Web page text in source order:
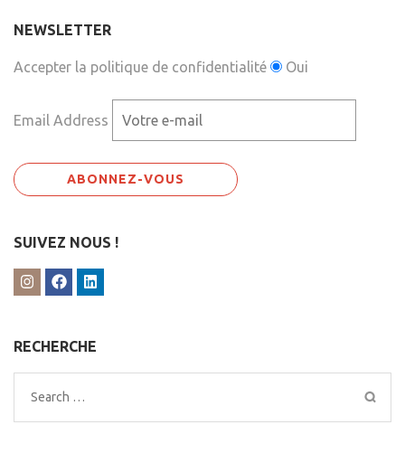
NEWSLETTER
Accepter la politique de confidentialité Oui
Email Address
SUIVEZ NOUS !
RECHERCHE
Search
for: